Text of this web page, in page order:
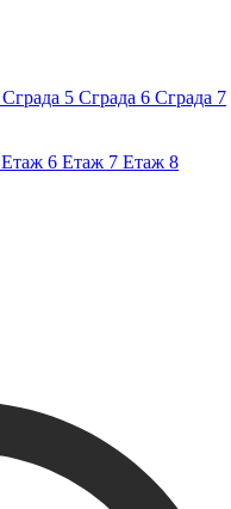
Сграда 5 Сграда 6 Сграда 7
Етаж 6 Етаж 7 Етаж 8